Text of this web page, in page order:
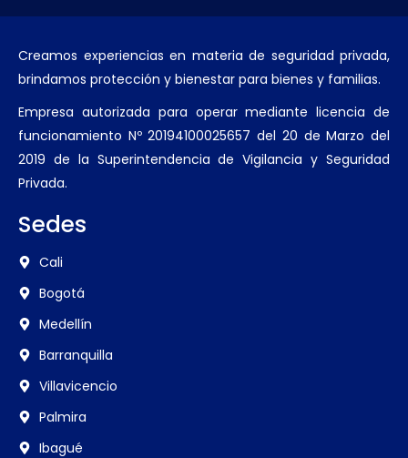
Creamos experiencias en materia de seguridad privada,
brindamos protección y bienestar para bienes y familias.
Empresa autorizada para operar mediante licencia de
funcionamiento Nº 20194100025657 del 20 de Marzo del
2019 de la Superintendencia de Vigilancia y Seguridad
Privada.
Sedes
Cali
Bogotá
Medellín
Barranquilla
Villavicencio
Palmira
Ibagué